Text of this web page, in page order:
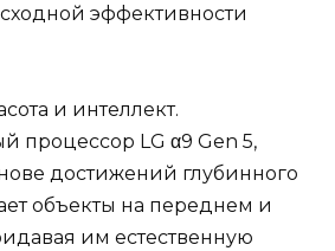
эффективности
и интеллект.
процессор LG α9 Gen 5,
достижений глубинного
объекты на переднем и
им естественную